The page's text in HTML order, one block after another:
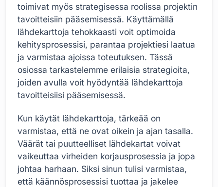
toimivat myös strategisessa roolissa projektin
tavoitteisiin pääsemisessä. Käyttämällä
lähdekarttoja tehokkaasti voit optimoida
kehitysprosessisi, parantaa projektiesi laatua
ja varmistaa ajoissa toteutuksen. Tässä
osiossa tarkastelemme erilaisia strategioita,
joiden avulla voit hyödyntää lähdekarttoja
tavoitteisiisi pääsemisessä.
Kun käytät lähdekarttoja, tärkeää on
varmistaa, että ne ovat oikein ja ajan tasalla.
Väärät tai puutteelliset lähdekartat voivat
vaikeuttaa virheiden korjausprosessia ja jopa
johtaa harhaan. Siksi sinun tulisi varmistaa,
että käännösprosessisi tuottaa ja jakelee